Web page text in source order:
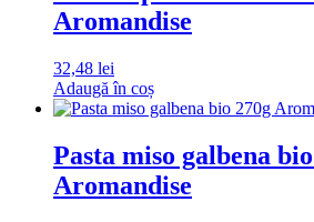
Aromandise
32,48 lei
Adaugă în coș
Pasta miso galbena
Aromandise